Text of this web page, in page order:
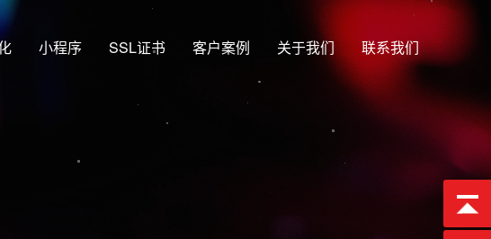
小程序 SSL证书 客户案例 关于我们 联系我们